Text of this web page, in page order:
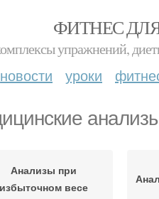
ФИТНЕС
упражнений,
новости уроки
Анализы при
избыточном весе